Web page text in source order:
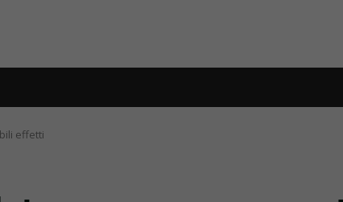
effetti